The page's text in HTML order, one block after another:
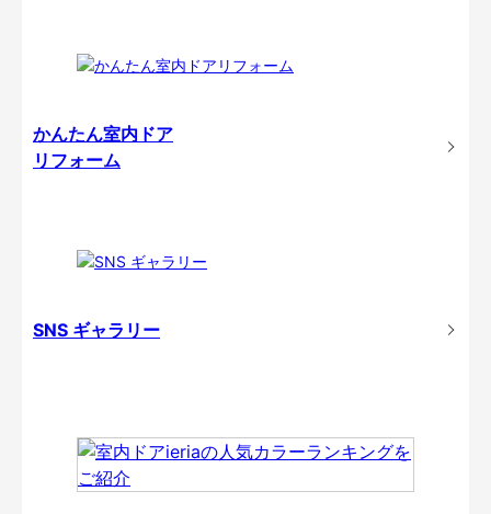
かんたん室内ドア
リフォーム
SNS ギャラリー